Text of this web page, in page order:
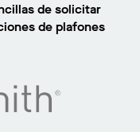
de solicitar
de plafones